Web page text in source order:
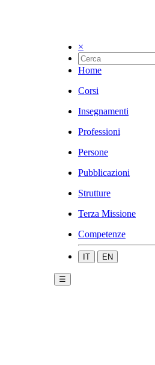
×
Home
Corsi
Insegnamenti
Professioni
Persone
Pubblicazioni
Strutture
Terza Missione
Competenze
IT EN
☰